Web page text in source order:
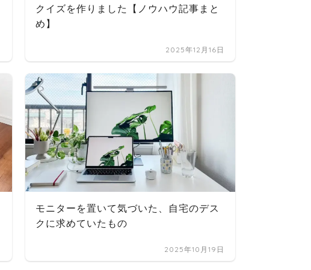
クイズを作りました【ノウハウ記事まと
め】
2025年12月16日
モニターを置いて気づいた、自宅のデス
クに求めていたもの
2025年10月19日